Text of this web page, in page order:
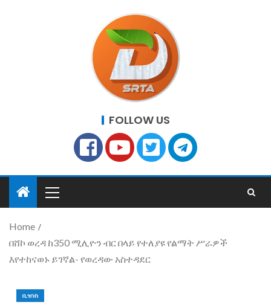
FOLLOW US
Home
በሸኮ ወረዳ ከ350 ሚሊዮን ብር በላይ የተለያዩ የልማት ሥራዎች
እየተከናወኑ ይገኛል- የወረዳው አስተዳደር
ቢዝነስ